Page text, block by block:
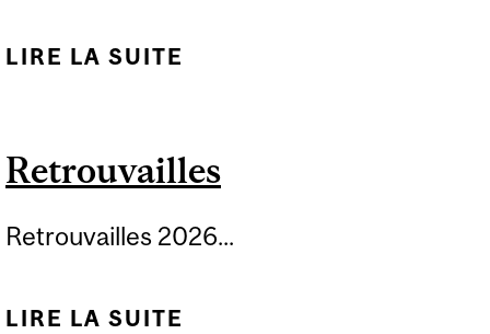
LIRE LA SUITE
Retrouvailles
Retrouvailles 2026...
LIRE LA SUITE